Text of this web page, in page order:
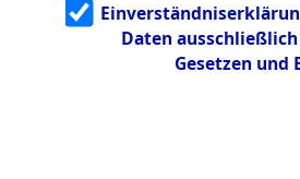
g
5.3.3
Todesmärsch
Daten
Gesetzen und